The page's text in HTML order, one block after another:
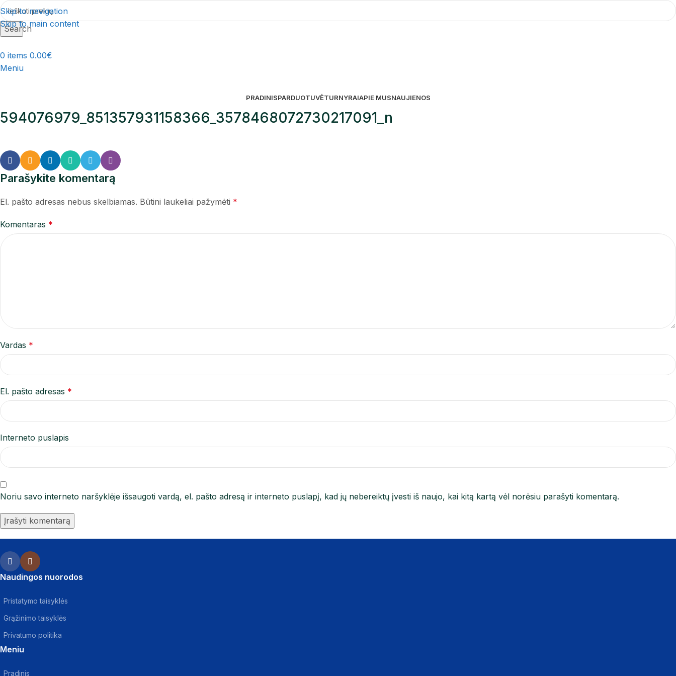
Skip to navigation
Skip to main content
Search
0 items 0.00€
Meniu
PRADINISPARDUOTUVĖTURNYRAIAPIE MUSNAUJIENOS
594076979_851357931158366_3578468072730217091_n
Parašykite komentarą
El. pašto adresas nebus skelbiamas. Būtini laukeliai pažymėti *
Komentaras *
Vardas *
El. pašto adresas *
Interneto puslapis
Noriu savo interneto naršyklėje išsaugoti vardą, el. pašto adresą ir interneto puslapį, kad jų nebereiktų įvesti iš naujo, kai kitą kartą vėl norėsiu parašyti komentarą.
Naudingos nuorodos
Pristatymo taisyklės
Grąžinimo taisyklės
Privatumo politika
Meniu
Pradinis